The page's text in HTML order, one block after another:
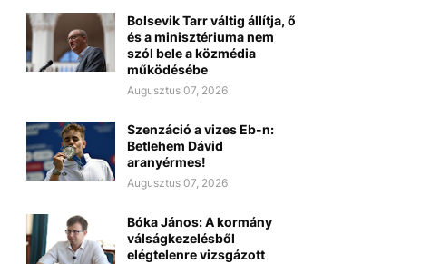
Bolsevik Tarr váltig állítja, ő
és a minisztériuma nem
szól bele a közmédia
működésébe
Augusztus 07, 2026
Szenzáció a vizes Eb-n:
Betlehem Dávid
aranyérmes!
Augusztus 07, 2026
Bóka János: A kormány
válságkezelésből
elégtelenre vizsgázott